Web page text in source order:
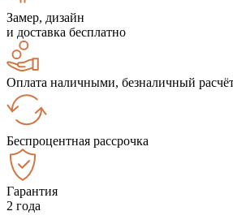
Замер, дизайн
и доставка бесплатно
Оплата наличными, безналичный
Беспроцентная рассрочка
Гарантия
2 года